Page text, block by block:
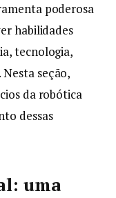
poderosa
habilidades
tecnologia,
seção,
da robótica
dessas
uma